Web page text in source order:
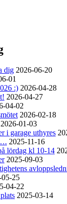
dig 2026-06-20
01
:) 2026-04-28
2026-04-27
04-02
2026-02-18
2026-01-03
i garage uthyres
2025-11-16
lördag kl 10-14
2025-09-03
25
04-22
2025-03-14